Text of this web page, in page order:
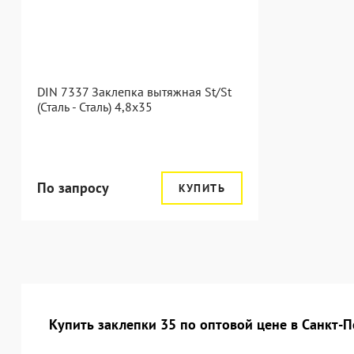
DIN 7337 Заклепка вытяжная St/St
(Сталь - Сталь) 4,8x35
По запросу КУПИТЬ
Купить заклепки 35 по оптовой цене в Санкт-